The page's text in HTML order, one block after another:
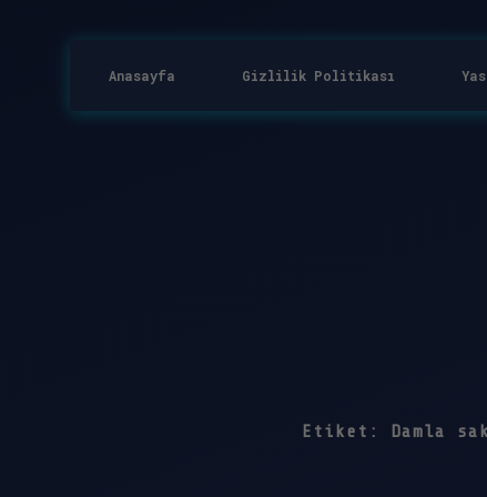
Anasayfa Gizlilik Politikası
Etiket: Damla